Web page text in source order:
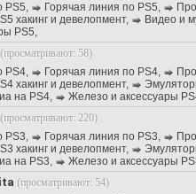
PS5, Горячая линия по PS5,
хакинг и девелопмент,
Видео и
PS5,
(просматривают: 58)
PS4, Горячая линия по PS4,
хакинг и девелопмент,
на PS4, Железо и аксессуары
(просматривают: 220)
PS3, Горячая линия по PS3,
хакинг и девелопмент,
на PS3, Железо и аксессуары
(просматривают: 54)